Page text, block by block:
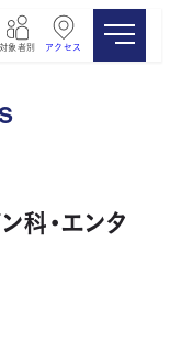
対象者別 アクセス
科・エンタ